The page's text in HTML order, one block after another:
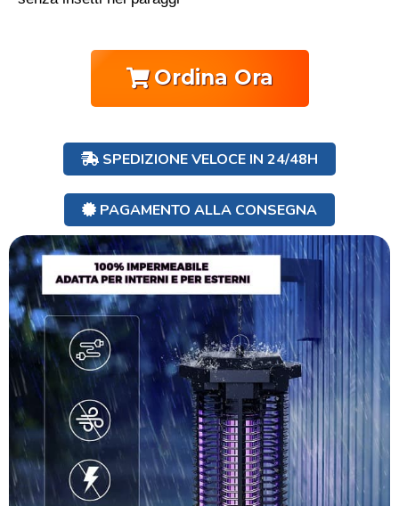
Ordina Ora
SPEDIZIONE VELOCE IN 24/48H
PAGAMENTO ALLA CONSEGNA